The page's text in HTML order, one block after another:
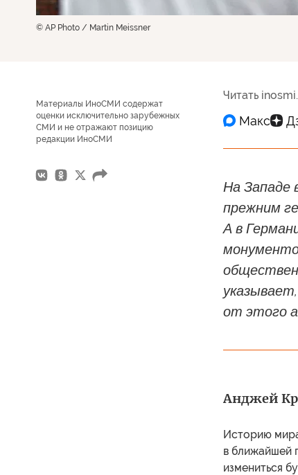
© AP Photo / Martin Meissner
Материалы ИноСМИ содержат
оценки исключительно зарубежных
СМИ и не отражают позицию
редакции ИноСМИ
Читать
На Западе
прежним
А в
от этого
Анджей
Историю
в ближайшей
измениться